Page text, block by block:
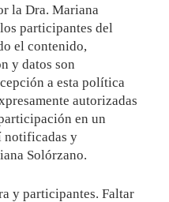
la Dra. Mariana
participantes del
el contenido,
y datos son
a esta política
autorizadas
en un
notificadas y
Solórzano.
y participantes. Faltar